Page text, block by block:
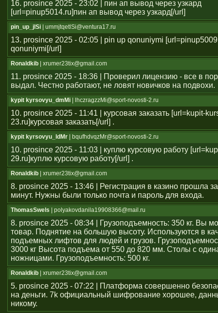
16. prosince 2025 - 23:02 | пин ап вывод через узкард
[url=pinup5014.ru]пин ап вывод через узкард[/url]
pin_up_jlSi | ummjtqetlSi@ventura17.ru
13. prosince 2025 - 02:05 | pin up qonuniymi
qonuniymi[/url]
Ronaldkib | xrumer23tix@gmail.com
11. prosince 2025 - 18:36 | Проверил лицензию - все в
выдал. Честно работают, не ловят новичков на подвохи.
kypit kyrsovyu_dmMi | lhczragzzMi@sport-novosti-2.ru
10. prosince 2025 - 11:41 | курсовая заказать [url=kupit-
23.ru]курсовая заказать[/url] .
kypit kyrsovyu_ldMr | bqufhdvqzMr@sport-novosti-2.ru
10. prosince 2025 - 11:03 | куплю курсовую работу
29.ru]куплю курсовую работу[/url] .
Ronaldkib | xrumer23tix@gmail.com
8. prosince 2025 - 13:46 | Регистрация в казино прошла
минут. Нужны были только почта и пароль для входа.
ThomasSwels | polyakovdanila19908366@mail.ru
8. prosince 2025 - 08:34 | Грузоподъемность: 350 кг. Вы
товар. Поднятие на большую высоту. Используются в
подъемных лифтов для людей и грузов.
3000 кг Высота подъема от 550 до 820 мм. Столы с
ножницами. Грузоподъемность: 500 кг.
Ronaldkib | xrumer23tix@gmail.com
5. prosince 2025 - 07:22 | Платформа совершенно
на деньги. 7k официальный шифрование хорошее,
никому.